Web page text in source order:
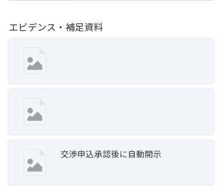
エビデンス・補足資料
交渉申込承認後に自動開示